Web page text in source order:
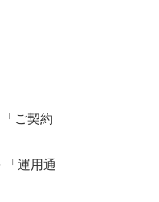
ご契約
「運用通